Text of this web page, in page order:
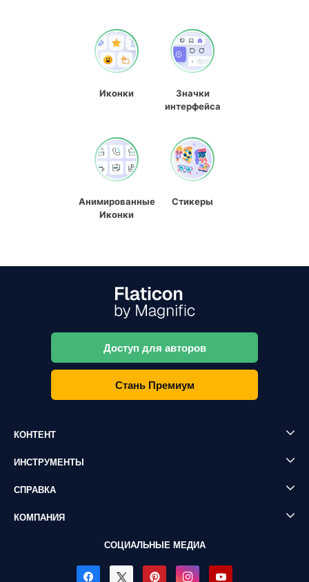
Иконки
Значки
интерфейса
Анимированные
Иконки
Стикеры
Доступ для авторов
Стань Премиум
КОНТЕНТ
ИНСТРУМЕНТЫ
СПРАВКА
КОМПАНИЯ
СОЦИАЛЬНЫЕ МЕДИА